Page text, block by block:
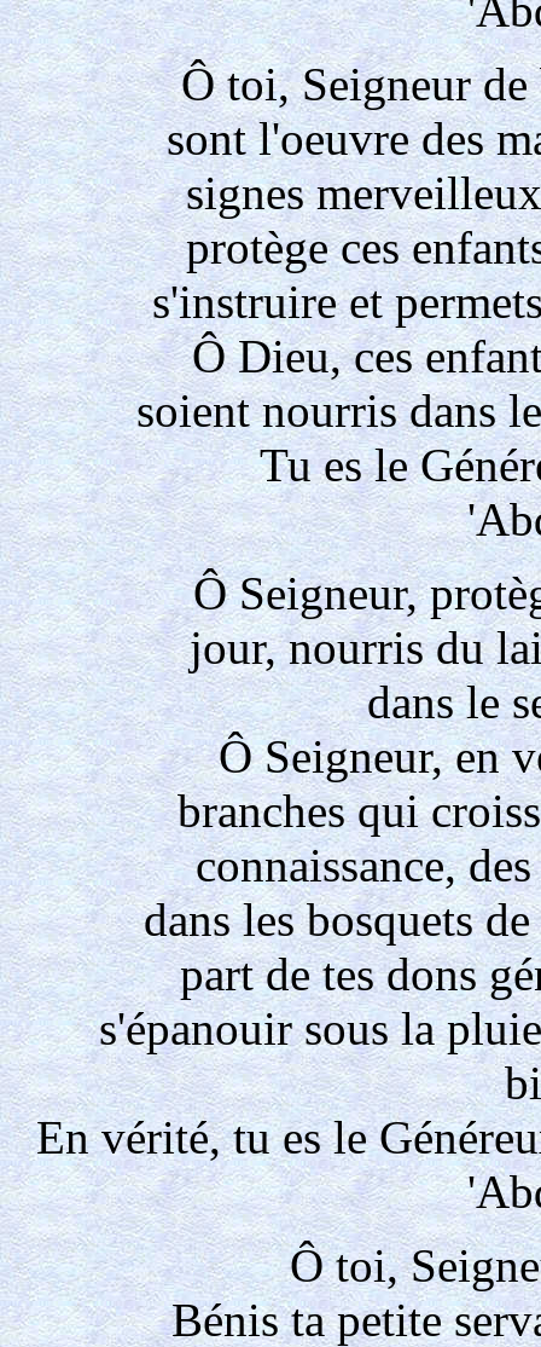
Ô toi, Seigneur de
sont l'oeuvre des
signes
protège ces
s'instruire et
Ô Dieu, ces
soient nourris dans
Tu es le
Ô Seigneur,
jour, nourris du
dans le
Ô Seigneur, en
branches qui
connaissance,
dans les bosquets
part de tes dons
s'épanouir sous la
En vérité, tu es le
Ô toi,
Bénis ta petite